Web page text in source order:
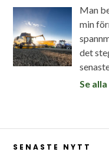
Man
min
det
Se
SENASTE NYTT